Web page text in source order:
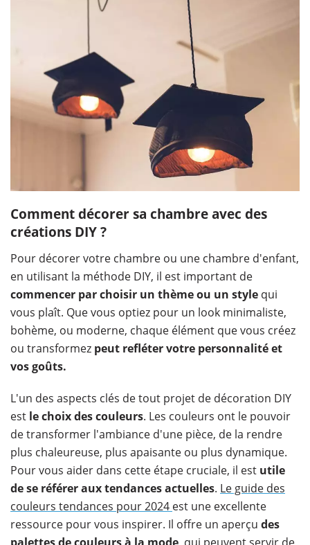
Comment décorer sa chambre avec des
créations DIY ?
Pour décorer votre chambre ou une chambre d'enfant,
en utilisant la méthode DIY, il est important de
commencer par choisir un thème ou un style qui
vous plaît. Que vous optiez pour un look minimaliste,
bohème, ou moderne, chaque élément que vous créez
ou transformez peut refléter votre personnalité et
vos goûts.
L'un des aspects clés de tout projet de décoration DIY
est le choix des couleurs. Les couleurs ont le pouvoir
de transformer l'ambiance d'une pièce, de la rendre
plus chaleureuse, plus apaisante ou plus dynamique.
Pour vous aider dans cette étape cruciale, il est utile
de se référer aux tendances actuelles. Le guide des
couleurs tendances pour 2024 est une excellente
ressource pour vous inspirer. Il offre un aperçu des